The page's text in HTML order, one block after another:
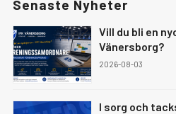
Senaste Nyheter
Vill du bli en
Vänersborg?
2026-08-03
I sorg och